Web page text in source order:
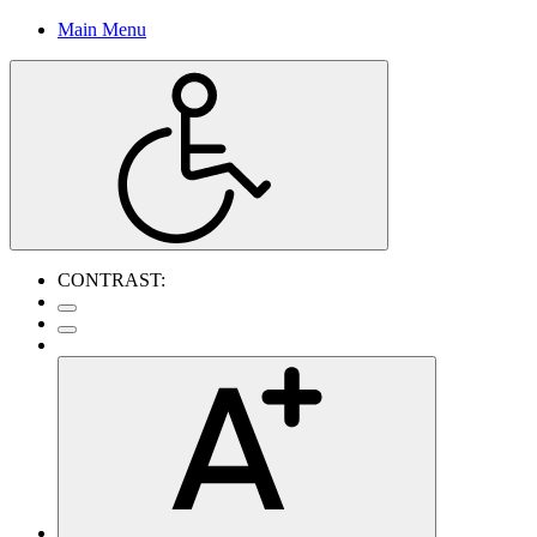
Main Menu
CONTRAST: